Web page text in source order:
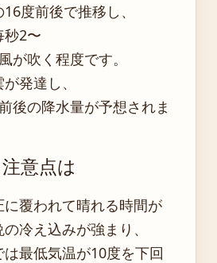
度前後で推移し、
秒2〜
が吹く程度です。
発達し、
後の降水量が予想されま
意点は
覆われて晴れる時間が
冷え込みが強まり、
最低気温が10度を下回